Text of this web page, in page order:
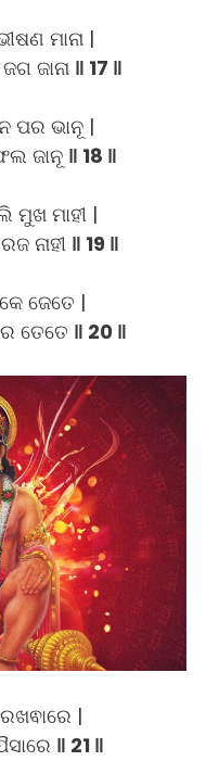
ମାନା |
ଜାନା ‖ 17 ‖
ପର ଭାନୂ |
ଜାନୂ ‖ 18 ‖
ମାହୀ |
ନାହୀ ‖ 19 ‖
ଜେତେ |
ତେତେ ‖ 20 ‖
|
‖ 21 ‖